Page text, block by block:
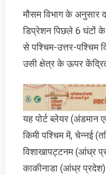
मौसम विभाग के अनुसार
डिप्रेशन पिछले 6 घंटों के
से पश्चिम-उत्तर-
उसी क्षेत्र के ऊपर
यह पोर्ट ब्लेयर (अंडमान
किमी पश्चिम में, चेन्नई
विशाखापट्टनम (आंध्र
काकीनाडा (आंध्र प्रदेश)